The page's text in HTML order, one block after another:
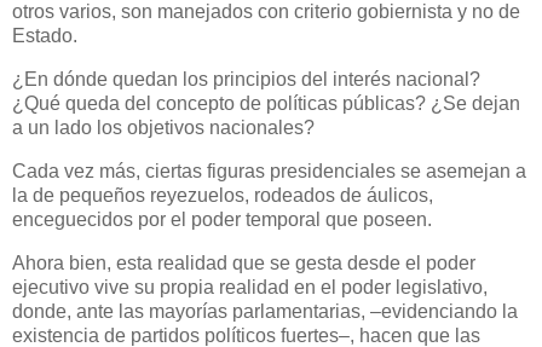
otros varios, son manejados con criterio gobiernista y no de
Estado.
¿En dónde quedan los principios del interés nacional?
¿Qué queda del concepto de políticas públicas? ¿Se dejan
a un lado los objetivos nacionales?
Cada vez más, ciertas figuras presidenciales se asemejan a
la de pequeños reyezuelos, rodeados de áulicos,
enceguecidos por el poder temporal que poseen.
Ahora bien, esta realidad que se gesta desde el poder
ejecutivo vive su propia realidad en el poder legislativo,
donde, ante las mayorías parlamentarias, ‒evidenciando la
existencia de partidos políticos fuertes‒, hacen que las